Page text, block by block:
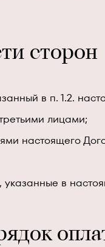
сторон
в п. 1.2.
лицами;
настоящего
указанные в